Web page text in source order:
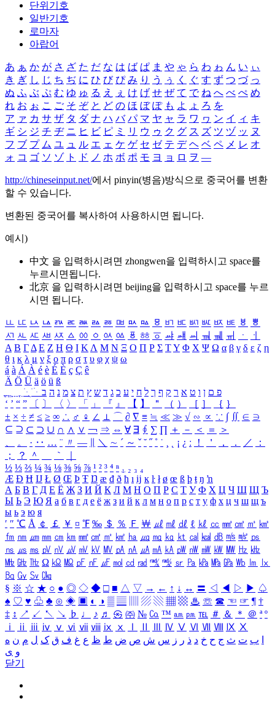
단위기호
일반기호
로마자
아랍어
あ ぁ か が さ ざ た だ な は ば ぱ ま や ゃ ら わ ゎ ん い ぃ
き ぎ し じ ち ぢ に ひ び ぴ み り う ぅ く ぐ す ず つ づ っ
ぬ ふ ぶ ぷ む ゆ ゅ る え ぇ け げ せ ぜ て で ね へ べ ぺ め
れ お ぉ こ ご そ ぞ と ど の ほ ぼ ぽ も よ ょ ろ を
ア ァ カ サ ザ タ ダ ナ ハ バ パ マ ヤ ャ ラ ワ ヮ ン イ ィ キ
ギ シ ジ チ ヂ ニ ヒ ビ ピ ミ リ ウ ゥ ク グ ス ズ ツ ヅ ッ ヌ
フ ブ プ ム ユ ュ ル エ ェ ケ ゲ セ ゼ テ デ ヘ ベ ペ メ レ オ
ォ コ ゴ ソ ゾ ト ド ノ ホ ボ ポ モ ヨ ョ ロ ヲ ―
http://chineseinput.net/에서 pinyin(병음)방식으로 중국어를 변환
할 수 있습니다.
변환된 중국어를 복사하여 사용하시면 됩니다.
예시)
中文 을 입력하시려면 zhongwen을 입력하시고 space를
누르시면됩니다.
北京 을 입력하시려면 beijing을 입력하시고 space를 누르
시면 됩니다.
ㅥ ㅦ ㅧ ㅨ ㅩ ㅪ ㅫ ㅬ ㅭ ㅮ ㅯ ㅰ ㅱ ㅲ ㅳ ㅴ ㅵ ㅶ ㅷ ㅸ
ㅹ
ㅺ ㅻ ㅼ ㅽ ㅾ ㅿ ㆀ ㆁ ㆂ ㆃ ㆄ ㆅ ㆆ ㆇ ㆈ ㆉ ㆊ ㆋ ㆌ ㆍ
ㆎ
Α Β ΓΔ Ε Ζ Η Θ Ι ΚΛ Μ Ν Ξ Ο Π Ρ Σ ΤΥ Φ Χ Ψ Ω α β γ δ ε ζ η
θ ι κ λ μ ν ξ ο π ρ σ τ υ φ χ ψ ω
á à Á À é è É È ç Ç ê
Ä Ö Ü ä ö ü ß
ִֶֹ ֻּ ׁׂ פ ם ן ו ט א ר ק ף ך ל ח י ע כ ג ד ש ץ ת צ מ נ ה ב
‘ ’ “ ” 〔 〕 〈 〉 「 」 『 』 【 】 ＂ （ ） ［ ］ ｛ ｝
± × ÷ ≠ ≤ ≥ ∞ ∴ ♂ ♀ ∠ ⊥ ⌒ ∂ ∇ ≡ ≒ ≪ ≫ √ ∽ ∝ ∵ ∫ ∬ ∈ ∋
⊆ ⊇ ⊂ ⊃ ∪ ∩ ∧ ∨ ￢ ⇒ ⇔ ∀ ∃ ∮ ∑ ∏ ＋ － ＜ ＝
＞
、
。 · ‥ … ¨ 〃 ― ＼ ∼ ´ ～ ˇ ˘ ˝ ˚ ˙ ¸ ¡ ¿ ː ！ ＇ ， ． ／
：
；
？ ＾ ｀
½ ⅓ ⅔ ¼ ¾ ⅛ ⅜ ⅝ ⅞ ¹ ² ³ ⁴ ⁿ ₁ ₂ ₃ ₄
Æ Ð Ħ Ĳ Ł Ø Œ Þ Ŧ Ŋ æ đ ð ħ ı ĳ ĸ ŀ ł ø œ ß þ ŧ ŋ ŉ
А Б В Г Д Е Ё Ж З И Й К Л М Н О П Р С Т У Ф Х Ц Ч Ш Щ Ъ
Ы Ь Э Ю Я а б в г д е ё ж з и й к л м н о п р с т у ф х ц ч ш щ ъ
ы ь э ю я
′ ″ ℃ Å ￠ ￡ ￥ ¤ ℉ ‰ ＄ ％ Ｆ ￦ ㎕ ㎖ ㎗ ℓ ㎘ ㏄ ㎣ ㎤ ㎥ ㎦
㎙ ㎚ ㎛ ㎜ ㎝ ㎞ ㎟ ㎠ ㎡ ㎢ ㏊ ㎍ ㎎ ㎏ ㏏ ㎈ ㎉ ㏈ ㎧ ㎨ ㎰
㎱ ㎲ ㎳ ㎴ ㎵ ㎶ ㎷ ㎸ ㎹ ㎀ ㎁ ㎂ ㎃ ㎄ ㎺ ㎻ ㎽ ㎾ ㎿ ㎐ ㎑
㎒ ㎓ ㎔ Ω ㏀ ㏁ ㎊ ㎋ ㎌ ㏖ ㏅ ㎭ ㎮ ㎯ ㏛ ㎩ ㎪ ㎫ ㎬ ㏝ ㏐
㏓
㏃ ㏉ ㏜ ㏆
§ ※ ☆ ★ ○ ● ◎ ◇ ◆ □ ■ △ ▽ → ← ↑ ↓ ↔ 〓 ◁ ◀ ▷ ▶ ♤
♠ ♡ ♥ ♧ ♣ ⊙ ◈ ▣ ◐ ◑ ▒ ▤ ▨ ▧ ▦ ▩ ♨ ☏ ☎ ☜ ☞ ¶ †
‡ ↕ ↗ ↙ ↖ ↘ ♭ ♩ ♪ ♬ ㉿ ㈜ № ㏇ ™ ㏂ ㏘ ℡ ＃ ＆ ＊ ＠ ª º
ⅰ
ⅱ ⅲ ⅳ ⅴ ⅵ ⅶ ⅷ ⅸ ⅹ Ⅳ Ⅴ Ⅵ Ⅶ Ⅷ Ⅸ Ⅹ
ب ت ث ج ح خ د ذ ر ز س ش ص ض ط ظ ع غ ف ق ک ل م ن ه
و ی
닫기